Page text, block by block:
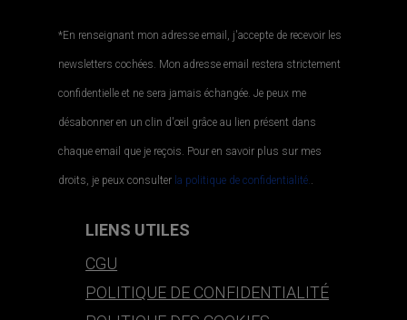
*En renseignant mon adresse email, j'accepte de recevoir les
newsletters cochées. Mon adresse email restera strictement
confidentielle et ne sera jamais échangée. Je peux me
désabonner en un clin d'œil grâce au lien présent dans
chaque email que je reçois. Pour en savoir plus sur mes
droits, je peux consulter la politique de confidentialité..
LIENS UTILES
CGU
POLITIQUE DE CONFIDENTIALITÉ